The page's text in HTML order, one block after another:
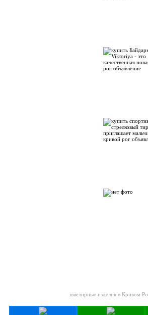
ювелирные изделия в Кривом